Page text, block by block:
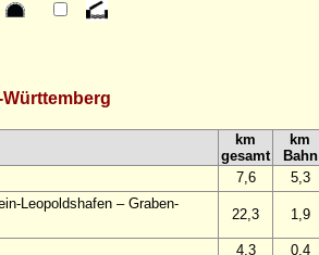
Württemberg
km
gesamt
km
Bahn
7,6
5,3
Leopoldshafen – Graben-
22,3 1,9
4,3
0,4